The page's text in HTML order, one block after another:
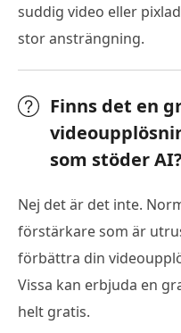
suddig video eller
stor ansträngning.
Finns det en
som stöder AI?
Nej det är det inte.
förstärkare som är
förbättra din
Vissa kan erbjuda en
helt gratis.